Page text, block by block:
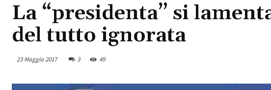
La “presidenta” si
del tutto ignorata
23 Maggio 2017 3 49